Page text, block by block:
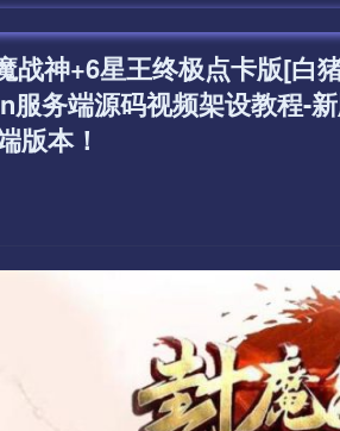
战神+6星王终极点卡版[
服务端源码视频架设教程-
版本！